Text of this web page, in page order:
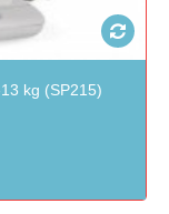
kg (SP215)